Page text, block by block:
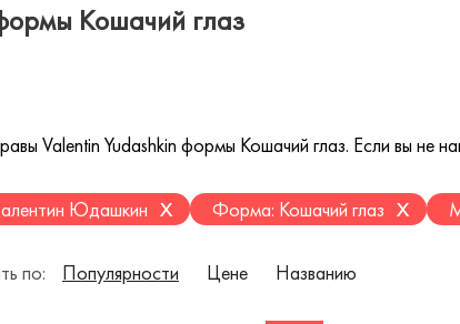
Кошачий глаз
Valentin Yudashkin формы Кошачий глаз. Если вы не
Юдашкин x Форма: Кошачий глаз x
по: Популярности Цене Названию